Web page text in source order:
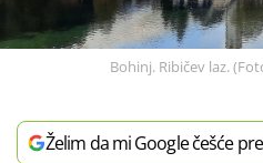
Bohinj. Ribičev laz.
Želim da mi Google češće